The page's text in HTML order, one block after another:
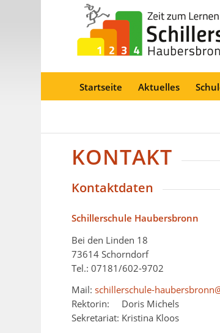
Startseite Aktuelles
KONTAKT
Kontaktdaten
Schillerschule Haubersbronn
Bei den Linden 18
73614 Schorndorf
Tel.: 07181/602-9702
Mail:schillerschule-
Rektorin: Doris Michels
Sekretariat: Kristina Kloos